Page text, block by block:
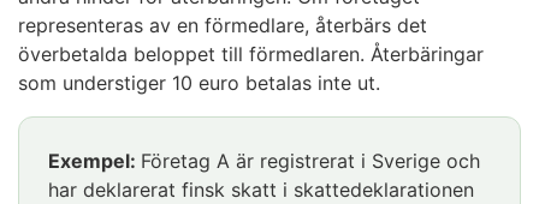
representeras av en förmedlare, återbärs det
överbetalda beloppet till förmedlaren. Återbäringar
som understiger 10 euro betalas inte ut.
Exempel: Företag A är registrerat i Sverige och
har deklarerat finsk skatt i skattedeklarationen